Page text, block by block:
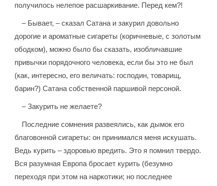
получилось нелепое расшаркивание. Перед кем?!
– Бывает, – сказал Сатана и закурил довольно
дорогие и ароматные сигареты (коричневые, с золотым
ободком), можно было бы сказать, изобличавшие
привычки порядочного человека, если бы это не был
(как, интересно, его величать: господин, товарищ,
барин?) Сатана собственной паршивой персоной.
– Закурить не желаете?
Последние сомнения развеялись, как дымок его
благовонной сигареты: он принимался меня искушать.
Ведь курить – здоровью вредить. Это я помнил твердо.
Вся разумная Европа бросает курить (безумно
переходя при этом на наркотики; но последнее